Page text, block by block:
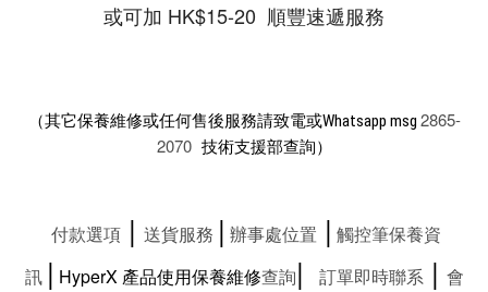
或可加 HK$15-20 順豐速遞服務
（其它保養維修或任何售後服務請致電或Whatsapp msg 2865-
2070 技術支援部查詢）
付款選項 | 送貨服務 | 辦事處位置 | 觸控筆保養資
訊 | HyperX 產品使用保養維修查詢| 訂單即時聯系 | 會